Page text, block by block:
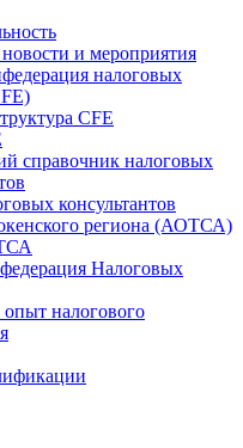
и мероприятия
налоговых
CFE
справочник налоговых
консультантов
региона (АОТСА)
Налоговых
налогового